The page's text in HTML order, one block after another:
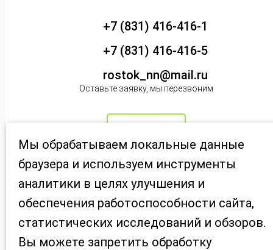
+7 (831) 416-416-1
+7 (831) 416-416-5
rostok_nn@mail.ru
Оставьте заявку, мы перезвоним
ООО «Региональный консультативный центр медико-
психологического сопровождения «РОСТОК»» Лицензия №
Л041-01164-52/00320415 выдана 29.03.2019 г.
Мы обрабатываем локальные данные
браузера и используем инструменты
аналитики в целях улучшения и
обеспечения работоспособности сайта,
статистических исследований и обзоров.
Вы можете запретить обработку